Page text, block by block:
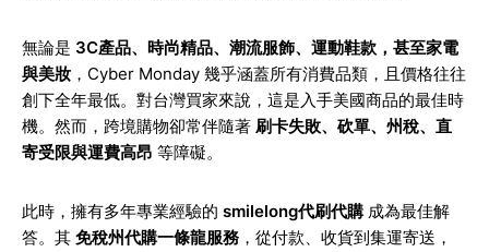
無論是 3C產品、時尚精品、潮流服飾、運動鞋款，甚至家電
與美妝 ，Cyber Monday 幾乎涵蓋所有消費品類，且價格往往
創下全年最低。對台灣買家來說，這是入手美國商品的最佳時
機。然而，跨境購物卻常伴隨著 刷卡失敗、砍單、州稅、直
寄受限與運費高昂 等障礙。
此時，擁有多年專業經驗的 smilelong代刷代購 成為最佳解
答。其 免稅州代購一條龍服務 ，從付款、收貨到集運寄送，